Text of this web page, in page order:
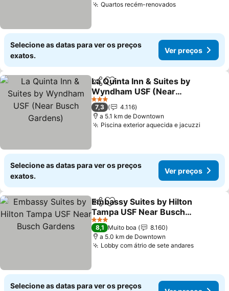
Quartos recém-renovados
Selecione as datas para ver os preços
exatos.
Ver preços
PartilharAdicionar aos favoritos
La Quinta Inn & Suites by
Wyndham USF (Near
Busch Gardens)
3 Estrelas
7,3
4.116
a 5.1 km de Downtown
Piscina exterior aquecida e jacuzzi
Selecione as datas para ver os preços
exatos.
Ver preços
PartilharAdicionar aos favoritos
Embassy Suites by Hilton
Tampa USF Near Busch
Gardens
3 Estrelas
8,1 Muito boa
8.160
a 5.0 km de Downtown
Lobby com átrio de sete andares
Selecione as datas para ver os preços